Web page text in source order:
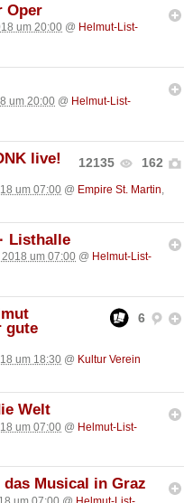
Oper
um 20:00 @ Helmut-List-
um 20:00 @ Helmut-List-
12135 162
live!
um 07:00 @ Empire St. Martin,
Listhalle
um 07:00 @ Helmut-List-
6
gute
um 18:30 @ Kultur Verein
Welt
um 07:00 @ Helmut-List-
Musical in Graz